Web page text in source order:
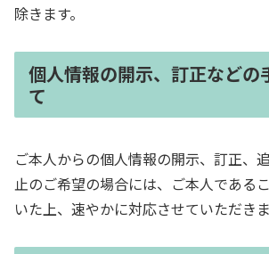
除きます。
個人情報の開示、訂正などの
て
ご本人からの個人情報の開示、訂正、
止のご希望の場合には、ご本人である
いた上、速やかに対応させていただきま